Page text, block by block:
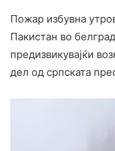
Пожар избувна
Пакистан во
предизвикувајќи
дел од српската